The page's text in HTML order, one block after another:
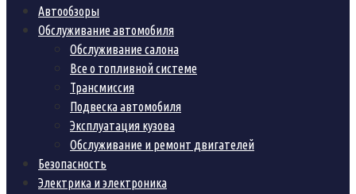
Автообзоры
Обслуживание автомобиля
Обслуживание салона
Все о топливной системе
Трансмиссия
Подвеска автомобиля
Эксплуатация кузова
Обслуживание и ремонт двигателей
Безопасность
Электрика и электроника